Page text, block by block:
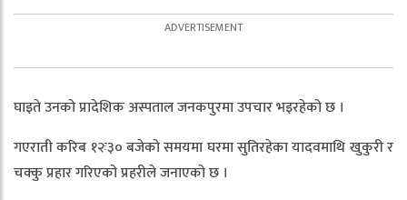
घाइते उनको प्रादेशिक अस्पताल जनकपुरमा उपचार भइरहेको छ ।
गएराती करिब १२ः३० बजेको समयमा घरमा सुतिरहेका यादवमाथि खुकुरी र
चक्कु प्रहार गरिएको प्रहरीले जनाएको छ ।